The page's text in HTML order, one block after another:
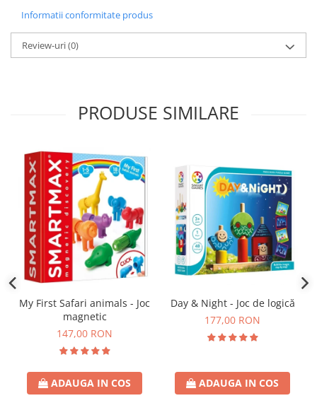
Informatii conformitate produs
Review-uri(0)
PRODUSE SIMILARE
My First Safari animals - Joc
magnetic
147,00 RON
ADAUGA IN COS
Day & Night - Joc de logică
177,00 RON
ADAUGA IN COS